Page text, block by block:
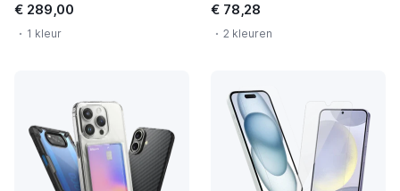
€ 289,00
1 kleur
€ 78,28
2 kleuren